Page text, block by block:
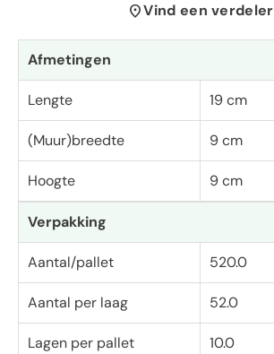
location_onVind een verdeler
Afmetingen
Lengte 19 cm
(Muur)breedte 9 cm
Hoogte 9 cm
Verpakking
Aantal/pallet 520.0
Aantal per laag 52.0
Lagen per pallet 10.0